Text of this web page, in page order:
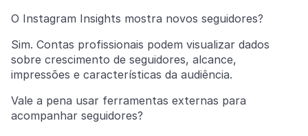
O Instagram Insights mostra novos seguidores?
Sim. Contas profissionais podem visualizar dados
sobre crescimento de seguidores, alcance,
impressões e características da audiência.
Vale a pena usar ferramentas externas para
acompanhar seguidores?